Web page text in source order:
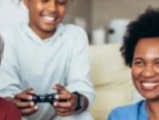
Nieuwsbrief
Nieuwsoverzicht
Handige links
Downloads